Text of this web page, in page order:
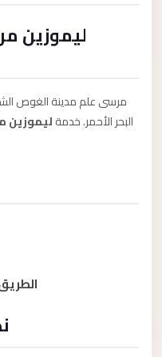
ليموزين
مرسى علم مدينة الغوص
البحر الأحمر. خدمةليموزين